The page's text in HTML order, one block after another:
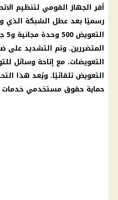
أقرالجهاز القومي لتنظيم
رسميًا بعد عطل الشبكة الذي
المتضررين. وتم التشديد على
التعويضات، مع إتاحة وسائل
التعويض تلقائيًا. ويُعد هذا
حماية حقوق مستخدمي